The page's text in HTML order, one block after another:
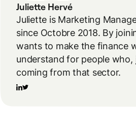
Juliette Hervé
Juliette is Marketing
since Octobre 2018. By
wants to make the finance
understand for people who,
coming from that sector.